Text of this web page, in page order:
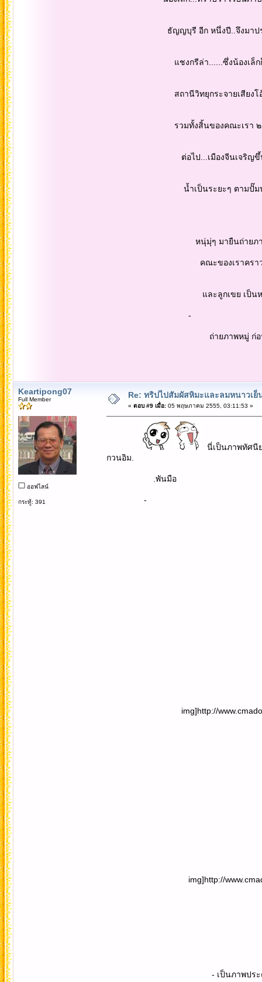
ธัญญบุรี อีก หนึ่งปี..จึงมาประกอบอา
แชงกรีล่า......ซึ่งน้องเล็กก็เป็นสีสั
สถานีวิทยุกระจายเสียงโอ้โลมปฏิโ
รวมทั้งสิ้นของคณะเรา ๒๙ คน เดิน
ต่อไป...เมืองจีนเจริญขึ้นมากเลย
น้ำเป็นระยะๆ ตามปั๊มน้ำม้นที่ไกด์
หนุ่มุ่ๆ มายืนถ่ายภาพเป็นหลักฐาน
คณะของเราคราวนี้ มีพี่ซีมะโด่งอ
และลูกเขย เป็นหมดทั้งคู่...มีพี่
-
ถ่ายภาพหมู่ ก่อนขึ้นไปชม เจดีย์
Keartipong07
Full Member
ออฟไลน์
กระทู้: 391
Re: ทริปไปสัมผัสหิมะและลมหนาวเย็
« ตอบ #9 เมื่อ:05 พฤษภาคม 2555, 03:11:53 »
นี่เป็นภาพทัศนี
กวนอิม.
.พันมือ
-
img]http://www.cmadong.com/
img]http://www.cmadong.com/
- เป็นภาพประตูกำแพงเมืองโบ